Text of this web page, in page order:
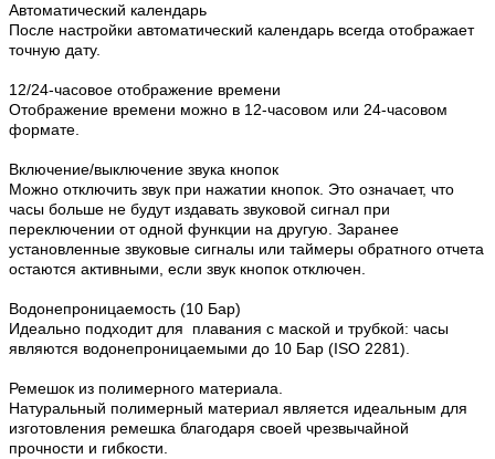
Автоматический календарь
После настройки автоматический календарь всегда отображает
точную дату.
12/24-часовое отображение времени
Отображение времени можно в 12-часовом или 24-часовом
формате.
Включение/выключение звука кнопок
Можно отключить звук при нажатии кнопок. Это означает, что
часы больше не будут издавать звуковой сигнал при
переключении от одной функции на другую. Заранее
установленные звуковые сигналы или таймеры обратного отчета
остаются активными, если звук кнопок отключен.
Водонепроницаемость (10 Бар)
Идеально подходит для плавания с маской и трубкой: часы
являются водонепроницаемыми до 10 Бар (ISO 2281).
Ремешок из полимерного материала.
Натуральный полимерный материал является идеальным для
изготовления ремешка благодаря своей чрезвычайной
прочности и гибкости.